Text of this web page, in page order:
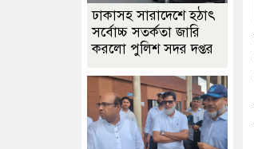
ঢাকাসহ সারাদেশে হঠাৎ
সর্বোচ্চ সতর্কতা জা‌রি
করলো পুলিশ সদর দপ্তর